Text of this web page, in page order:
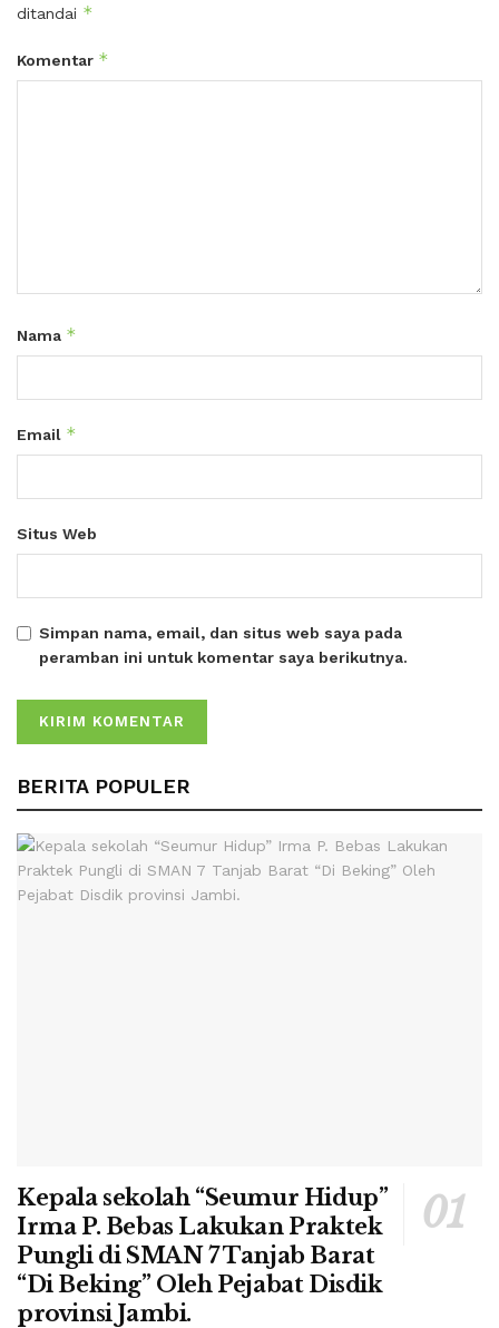
ditandai *
Komentar *
Nama *
Email *
Situs Web
Simpan nama, email, dan situs web saya pada
peramban ini untuk komentar saya berikutnya.
BERITA POPULER
Kepala sekolah “Seumur Hidup”
Irma P. Bebas Lakukan Praktek
Pungli di SMAN 7 Tanjab Barat
“Di Beking” Oleh Pejabat Disdik
provinsi Jambi.